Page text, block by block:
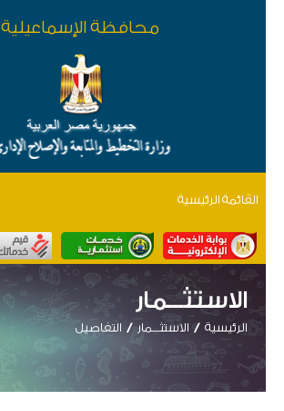
محافظة الإسماعيلية
القائمة الرئيسية
الاستثـــمار
الرئيسية الاستثـــمار التفاصيل